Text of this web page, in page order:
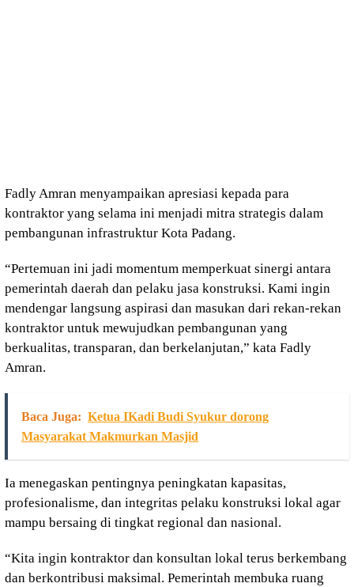
Fadly Amran menyampaikan apresiasi kepada para
kontraktor yang selama ini menjadi mitra strategis dalam
pembangunan infrastruktur Kota Padang.
“Pertemuan ini jadi momentum memperkuat sinergi antara
pemerintah daerah dan pelaku jasa konstruksi. Kami ingin
mendengar langsung aspirasi dan masukan dari rekan-rekan
kontraktor untuk mewujudkan pembangunan yang
berkualitas, transparan, dan berkelanjutan,” kata Fadly
Amran.
Baca Juga: Ketua IKadi Budi Syukur dorong
Masyarakat Makmurkan Masjid
Ia menegaskan pentingnya peningkatan kapasitas,
profesionalisme, dan integritas pelaku konstruksi lokal agar
mampu bersaing di tingkat regional dan nasional.
“Kita ingin kontraktor dan konsultan lokal terus berkembang
dan berkontribusi maksimal. Pemerintah membuka ruang